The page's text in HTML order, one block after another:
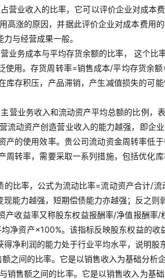
营业收入的比率，它可以评价企业对成
高涨的原因，并据此评价企业对成本费
与经营成果一般。
业务成本与平均存货余额的比率， 这个
用。存货周转率=销售成本/平均存货余
存积压，产品滞销，产生减值损失的可
营业务收入和流动资产平均总额的比例
动资产创造营业收入的能力越强，即企
的使用效率。贵公司流动资金周转率低
转率，需要采取一系列措施，包括优化
的比率，公式为流动比率=流动资产合计/
能力越强，短期偿债能力亦越强；反之
产收益率又称股东权益报酬率/净值报酬
净资产×100%。该指标反映股东权益的
净利润的能力处于行业平均水平，说明股
之间的比率。它是以销售收入为基础分
售额之间的比率。它是以销售收入为基